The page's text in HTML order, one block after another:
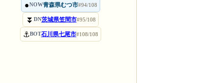
●NOW青森県むつ市#94/108
⏬ DN茨城県笠間市#95/108
⚓BOT石川県七尾市#108/108